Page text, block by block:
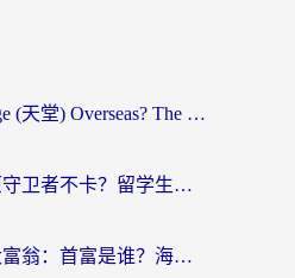
How to Play Lineage (天堂) Overseas? The Ultimate Guide to Choosing the Best Chinese Server Game Accelerator (在国外打天堂加速器)
在国外怎么打冰原守卫者不卡？留学生亲测的国服游戏加速指南
韩国怎么玩金币大富翁：首富是谁？海外党国服游戏加速全攻略